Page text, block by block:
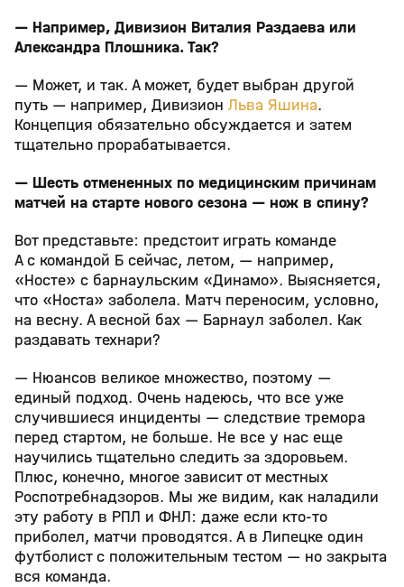
— Например, Дивизион Виталия Раздаева или
Александра Плошника. Так?
— Может, и так. А может, будет выбран другой
путь — например, Дивизион Льва Яшина.
Концепция обязательно обсуждается и затем
тщательно прорабатывается.
— Шесть отмененных по медицинским причинам
матчей на старте нового сезона — нож в спину?
Вот представьте: предстоит играть команде
А с командой Б сейчас, летом, — например,
«Носте» с барнаульским «Динамо». Выясняется,
что «Носта» заболела. Матч переносим, условно,
на весну. А весной бах — Барнаул заболел. Как
раздавать технари?
— Нюансов великое множество, поэтому —
единый подход. Очень надеюсь, что все уже
случившиеся инциденты — следствие тремора
перед стартом, не больше. Не все у нас еще
научились тщательно следить за здоровьем.
Плюс, конечно, многое зависит от местных
Роспотребнадзоров. Мы же видим, как наладили
эту работу в РПЛ и ФНЛ: даже если кто-то
приболел, матчи проводятся. А в Липецке один
футболист с положительным тестом — но закрыта
вся команда.